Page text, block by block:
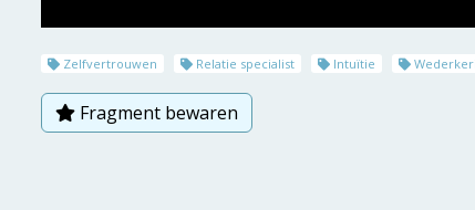
Zelfvertrouwen Relatie specialist Intuïtie
Fragment bewaren